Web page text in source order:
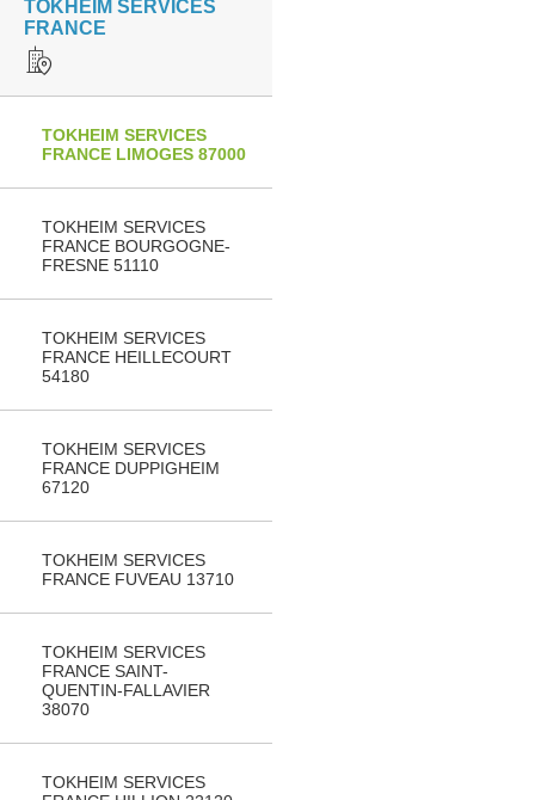
TOKHEIM SERVICES
FRANCE
TOKHEIM SERVICES
FRANCE LIMOGES 87000
TOKHEIM SERVICES
FRANCE BOURGOGNE-
FRESNE 51110
TOKHEIM SERVICES
FRANCE HEILLECOURT
54180
TOKHEIM SERVICES
FRANCE DUPPIGHEIM
67120
TOKHEIM SERVICES
FRANCE FUVEAU 13710
TOKHEIM SERVICES
FRANCE SAINT-
QUENTIN-FALLAVIER
38070
TOKHEIM SERVICES